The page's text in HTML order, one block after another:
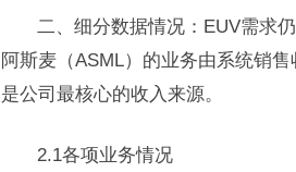
二、细分数据情况：EUV需求
阿斯麦（ASML）的业务由系统销
是公司最核心的收入来源。
2.1各项业务情况